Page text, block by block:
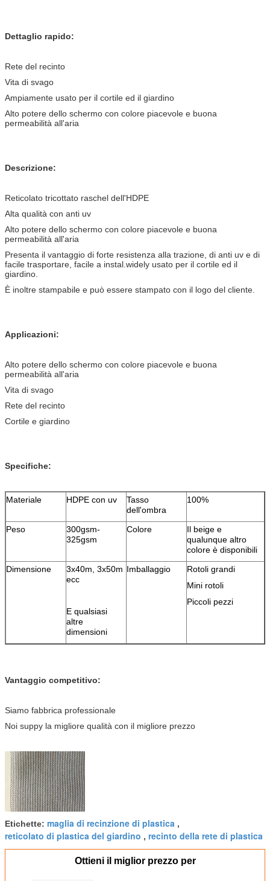
Dettaglio rapido:
Rete del recinto
Vita di svago
Ampiamente usato per il cortile ed il giardino
Alto potere dello schermo con colore piacevole e buona
permeabilità all'aria
Descrizione:
Reticolato tricottato raschel dell'HDPE
Alta qualità con anti uv
Alto potere dello schermo con colore piacevole e buona
permeabilità all'aria
Presenta il vantaggio di forte resistenza alla trazione, di anti uv e di
facile trasportare, facile a instal.widely usato per il cortile ed il
giardino.
È inoltre stampabile e può essere stampato con il logo del cliente.
Applicazioni:
Alto potere dello schermo con colore piacevole e buona
permeabilità all'aria
Vita di svago
Rete del recinto
Cortile e giardino
Specifiche:
Materiale HDPE con uv
Tasso
dell'ombra
100%
Peso
300gsm-
325gsm
Colore
Il beige e
qualunque altro
colore è disponibili
Dimensione
3x40m, 3x50m
ecc
E qualsiasi
altre
dimensioni
Imballaggio
Rotoli grandi
Mini rotoli
Piccoli pezzi
Vantaggio competitivo:
Siamo fabbrica professionale
Noi suppy la migliore qualità con il migliore prezzo
Etichette: maglia di recinzione di plastica ,
reticolato di plastica del giardino , recinto della rete di plastica
Ottieni il miglior prezzo per